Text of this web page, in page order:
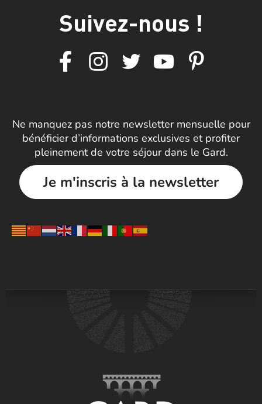
Suivez-nous !
Ne manquez pas notre newsletter mensuelle pour
bénéficier d’informations exclusives et profiter
pleinement de votre séjour dans le Gard.
Je m'inscris à la newsletter